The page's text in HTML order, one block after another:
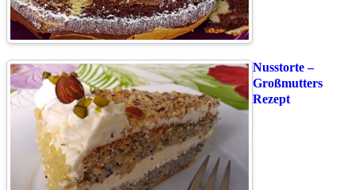
Nusstorte –
Großmutters
Rezept